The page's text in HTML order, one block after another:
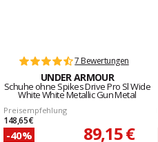
7 Bewertungen
UNDER ARMOUR
Schuhe ohne Spikes Drive Pro Sl Wide
White White Metallic Gun Metal
Preisempfehlung
148,65 €
-40% 89,15 €